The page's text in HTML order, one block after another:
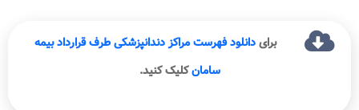
برایدانلود فهرست مراکز دندانپزشکی طرف قرارداد بیمه
سامانکلیک کنید.